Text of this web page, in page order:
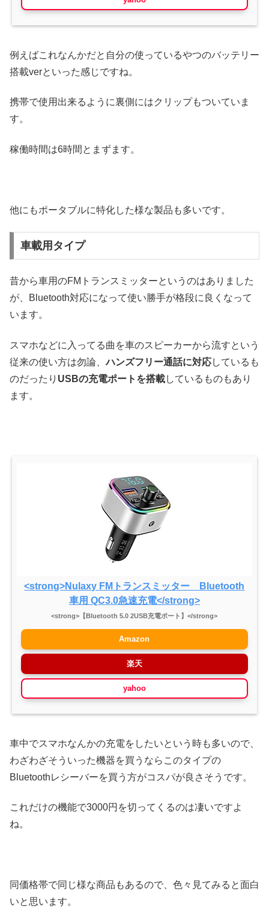
例えばこれなんかだと自分の使っているやつのバッテリー
搭載verといった感じですね。
携帯で使用出来るように裏側にはクリップもついていま
す。
稼働時間は6時間とまずます。
他にもポータブルに特化した様な製品も多いです。
車載用タイプ
昔から車用のFMトランスミッターというのはありました
が、Bluetooth対応になって使い勝手が格段に良くなって
います。
スマホなどに入ってる曲を車のスピーカーから流すという
従来の使い方は勿論、ハンズフリー通話に対応しているも
のだったり USBの充電ポートを搭載しているものもあり
ます。
<strong>Nulaxy FMトランスミッター Bluetooth
車用 QC3.0急速充電</strong>
<strong>【Bluetooth 5.0 2USB充電ポート】</strong>
Amazon
楽天
yahoo
車中でスマホなんかの充電をしたいという時も多いので、
わざわざそういった機器を買うならこのタイプの
Bluetoothレシーバーを買う方がコスパが良さそうです。
これだけの機能で3000円を切ってくるのは凄いですよ
ね。
同価格帯で同じ様な商品もあるので、色々見てみると面白
いと思います。